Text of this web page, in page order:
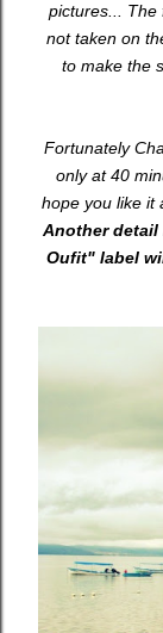
pictures... The
not taken on
to make the
Fortunately
only at 40
hope you like it
Another
Oufit" label